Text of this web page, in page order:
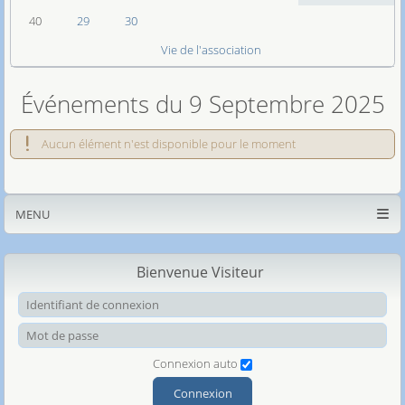
MENU
Bienvenue Visiteur
Connexion auto
Connexion
40
29
30
Vie de l'association
Événements du 9 Septembre 2025
Aucun élément n'est disponible pour le moment